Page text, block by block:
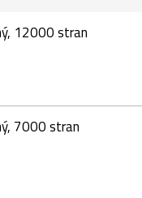
12000 stran
7000 stran